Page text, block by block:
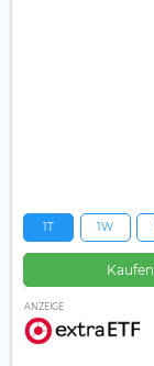
1T 1W
Kaufen
ANZEIGE